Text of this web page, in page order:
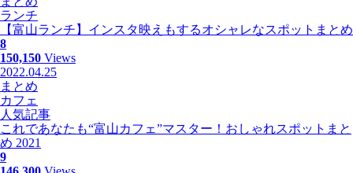
ランチ
【富山ランチ】インスタ映えもするオシャレなスポットまとめ
8
150,150 Views
2022.04.25
まとめ
カフェ
人気記事
これであなたも“富山カフェ”マスター！おしゃれスポットまと
め 2021
9